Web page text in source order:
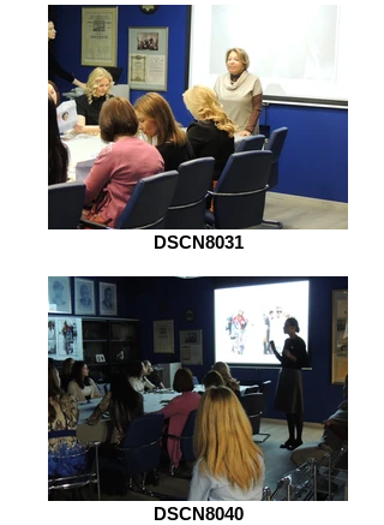
DSCN8031
DSCN8040